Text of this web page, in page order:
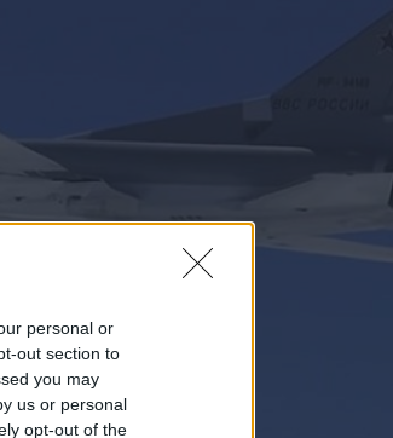
personal or
out section to
you may
us or personal
opt-out of the